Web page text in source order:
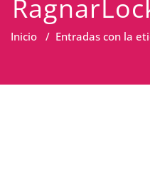
Inicio / Entradas con la